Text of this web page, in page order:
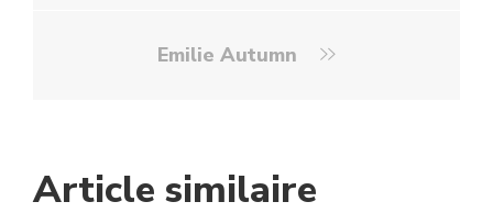
Emilie Autumn
Article similaire